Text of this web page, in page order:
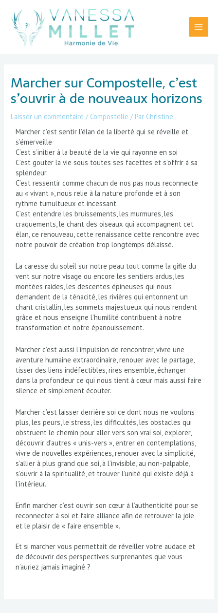
contenu
Menu
Marcher sur Compostelle, c’est
s’ouvrir à de nouveaux horizons
Laisser un commentaire / Compostelle / Par Christine
Marcher c’est sentir l’élan de la liberté qui se réveille et
s’émerveille
C’est s’initier à la beauté de la vie qui rayonne en soi
C’est gouter la vie sous toutes ses facettes et s’offrir à sa
splendeur.
C’est ressentir comme chacun de nos pas nous reconnecte
au « vivant », nous relie à la nature profonde et à son
rythme tumultueux et incessant.
C’est entendre les bruissements, les murmures, les
craquements, le chant des oiseaux qui accompagnent cet
élan, ce renouveau, cette renaissance cette rencontre avec
notre pouvoir de création trop longtemps délaissé.
La caresse du soleil sur notre peau tout comme la gifle du
vent sur notre visage ou encore les sentiers ardus, les
montées raides, les descentes épineuses qui nous
demandent de la ténacité, les rivières qui entonnent un
chant cristallin, les sommets majestueux qui nous rendent
grâce et nous enseigne l’humilité contribuent à notre
transformation et notre épanouissement.
Marcher c’est aussi l’impulsion de rencontrer, vivre une
aventure humaine extraordinaire, renouer avec le partage,
tisser des liens indéfectibles, rires ensemble, échanger
dans la profondeur ce qui nous tient à cœur mais aussi faire
silence et simplement écouter.
Marcher c’est laisser derrière soi ce dont nous ne voulons
plus, les peurs, le stress, les difficultés, les obstacles qui
obstruent le chemin pour aller vers son vrai soi, explorer,
découvrir d’autres « unis-vers », entrer en contemplations,
vivre de nouvelles expériences, renouer avec la simplicité,
s’allier à plus grand que soi, à l’invisible, au non-palpable,
s’ouvrir à la spiritualité, et trouver l’unité qui existe déjà à
l’intérieur.
Enfin marcher c’est ouvrir son cœur à l’authenticité pour se
reconnecter à soi et faire alliance afin de retrouver la joie
et le plaisir de « faire ensemble ».
Et si marcher vous permettait de réveiller votre audace et
de découvrir des perspectives surprenantes que vous
n’auriez jamais imaginé ?
articles